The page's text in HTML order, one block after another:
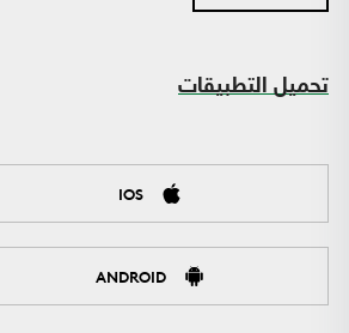
تحميل التطبيقات
IOS
ANDROID